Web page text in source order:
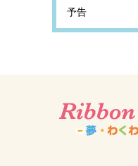
予告